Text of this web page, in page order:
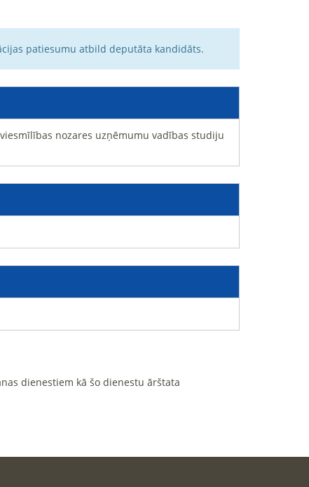
patiesumu atbild deputāta kandidāts.
nozares uzņēmumu vadības studiju
dienestiem kā šo dienestu ārštata